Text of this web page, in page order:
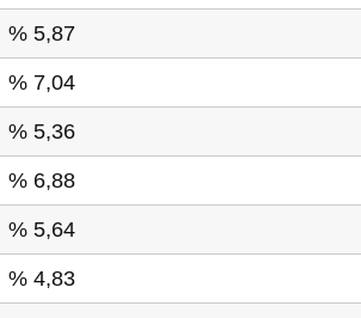
% 5,87
% 7,04
% 5,36
% 6,88
% 5,64
% 4,83